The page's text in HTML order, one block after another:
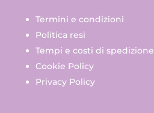
Termini e condizioni
Politica resi
Tempi e costi di spedizione
Cookie Policy
Privacy Policy